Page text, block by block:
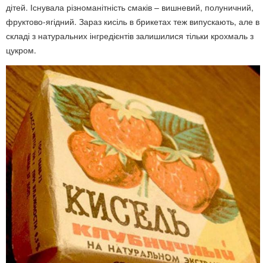
дітей. Існувала різноманітність смаків – вишневий, полуничний,
фруктово-ягідний. Зараз кисіль в брикетах теж випускають, але в
складі з натуральних інгредієнтів залишилися тільки крохмаль з
цукром.